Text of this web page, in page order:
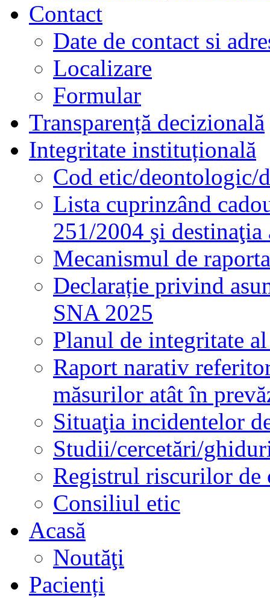
Contact
Date de contact si
Localizare
Formular
Transparență decizională
Integritate instituțională
Cod etic/deontologic/
Lista cuprinzând
251/2004 şi destinaţia
Mecanismul de
Declarație privind
SNA 2025
Planul de integritate
Raport narativ
măsurilor atât în
Situaţia incidentelor
Studii/cercetări/
Registrul riscurilor de
Consiliul etic
Acasă
Noutăţi
Pacienți